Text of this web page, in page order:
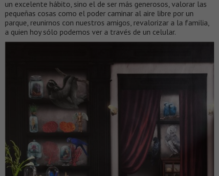
un excelente hábito, sino el de ser más generosos, valorar las
pequeñas cosas como el poder caminar al aire libre por un
parque, reunirnos con nuestros amigos, revalorizar a la familia,
a quien hoy sólo podemos ver a través de un celular.